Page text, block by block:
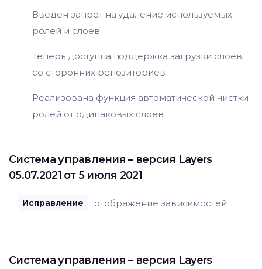
Введен запрет на удаление используемых
ролей и слоев
Теперь доступна поддержка загрузки слоев
со сторонних репозиториев
Реализована функция автоматической чистки
ролей от одинаковых слоев
Система управления – версия Layers
05.07.2021 от 5 июля 2021
Исправление отображение зависимостей
Система управления – версия Layers